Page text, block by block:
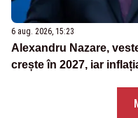
6 aug. 2026, 15:23
Alexandru Nazare,
crește în 2027, iar